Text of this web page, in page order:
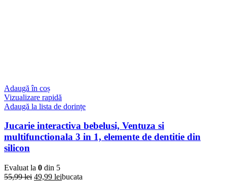
Adaugă în coș
Vizualizare rapidă
Adaugă la lista de dorințe
Jucarie interactiva bebelusi, Ventuza si
multifunctionala 3 in 1, elemente de dentitie din
silicon
Evaluat la 0 din 5
55,99lei Prețul
49,99 leiPrețul
bucata